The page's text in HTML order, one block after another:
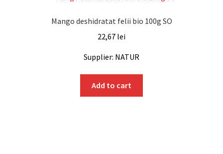
Mango deshidratat felii bio 100g SO
22,67 lei
Supplier: NATUR
Add to cart